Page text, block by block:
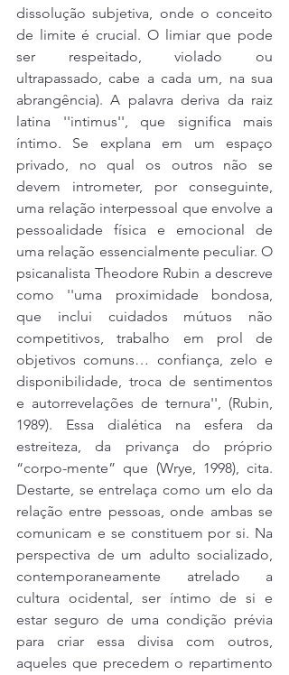
dissolução subjetiva, onde o conceito
de limite é crucial. O limiar que pode
ser respeitado, violado ou
ultrapassado, cabe a cada um, na sua
abrangência). A palavra deriva da raiz
latina ''intimus'', que significa mais
íntimo. Se explana em um espaço
privado, no qual os outros não se
devem intrometer, por conseguinte,
uma relação interpessoal que envolve a
pessoalidade física e emocional de
uma relação essencialmente peculiar. O
psicanalista Theodore Rubin a descreve
como ''uma proximidade bondosa,
que inclui cuidados mútuos não
competitivos, trabalho em prol de
objetivos comuns… confiança, zelo e
disponibilidade, troca de sentimentos
e autorrevelações de ternura'', (Rubin,
1989). Essa dialética na esfera da
estreiteza, da privança do próprio
“corpo-mente” que (Wrye, 1998), cita.
Destarte, se entrelaça como um elo da
relação entre pessoas, onde ambas se
comunicam e se constituem por si. Na
perspectiva de um adulto socializado,
contemporaneamente atrelado a
cultura ocidental, ser íntimo de si e
estar seguro de uma condição prévia
para criar essa divisa com outros,
aqueles que precedem o repartimento